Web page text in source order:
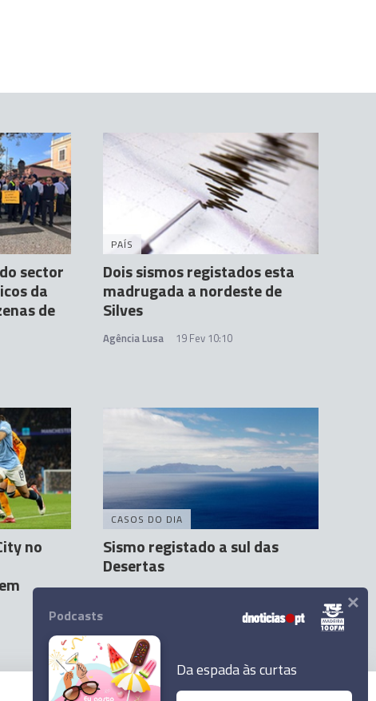
sector
da
de
PAÍS
Dois sismos registados esta
madrugada a nordeste de
Silves
Agência Lusa 19 Fev 10:10
no
CASOS DO DIA
Sismo registado a sul das
Desertas
Podcasts
Da espada às curtas
×